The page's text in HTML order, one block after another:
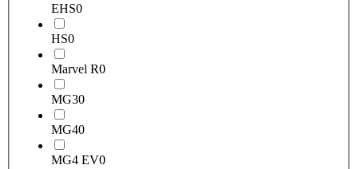
EHS0
HS0
Marvel R0
MG30
MG40
MG4 EV0